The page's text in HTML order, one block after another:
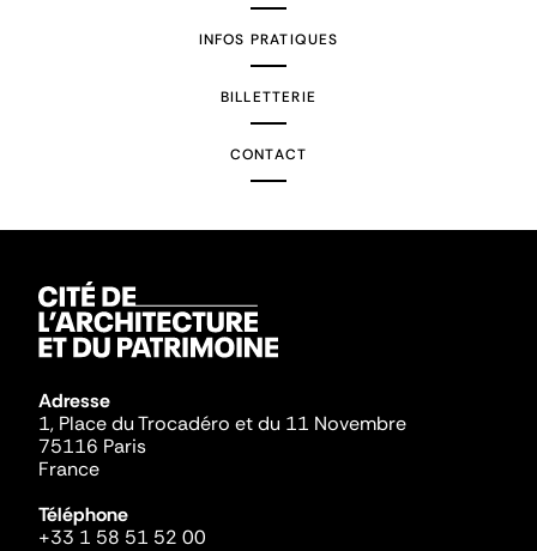
INFOS PRATIQUES
BILLETTERIE
CONTACT
Adresse
1, Place du Trocadéro et du 11 Novembre
75116 Paris
France
Téléphone
+33 1 58 51 52 00